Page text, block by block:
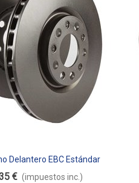
Carrito
Delantero EBC Estándar
D2204
€ (impuestos inc.)